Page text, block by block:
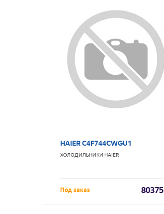
HAIER C4F744CWGU1
ХОЛОДИЛЬНИКИ HAIER
Под заказ 80375